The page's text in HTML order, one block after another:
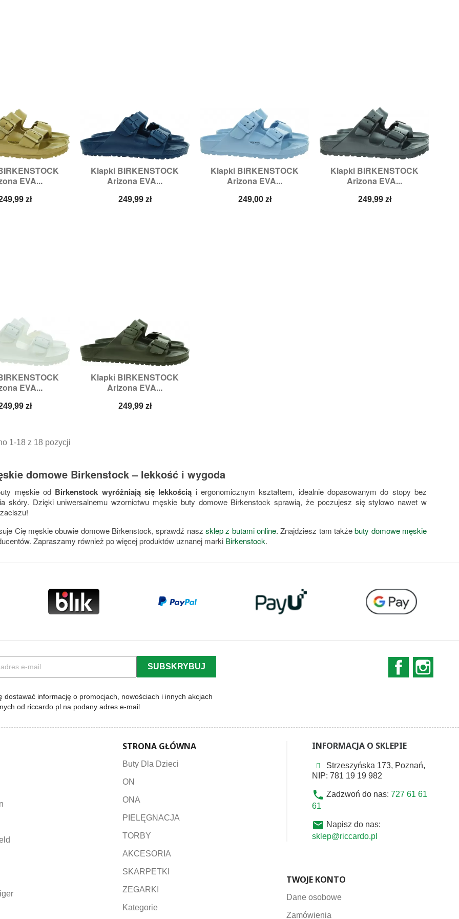
EVA...
zł
podgląd
38,39
Klapki BIRKENSTOCK
Arizona EVA...
Cena
249,99 zł
Szybki podgląd
Rozmiary:42,43,44,
Klapki BIRKENSTOCK
Arizona EVA...
Cena
249,00 zł
Szybki podgląd
Rozmiary:37,39
Klapki BIRKENSTOCK
Arizona EVA...
Cena
249,99 zł
Szybki podgląd
Rozmiary:39,40
EVA...
zł
podgląd
41,45
Klapki BIRKENSTOCK
Arizona EVA...
Cena
249,99 zł
Szybki podgląd
Rozmiary:41,42,43,
1-18 z 18 pozycji
domowe Birkenstock – lekkość i wygoda
męskie od Birkenstock wyróżniają się lekkością i ergonomicznym kształtem, idealnie dopasowanym do stopy bez
skóry. Dzięki uniwersalnemu wzornictwu męskie buty domowe Birkenstock sprawią, że poczujesz się stylowo nawet w
Cię męskie obuwie domowe Birkenstock, sprawdź nasz sklep z butami online. Znajdziesz tam takżebuty domowe męskie
Zapraszamy również po więcej produktów uznanej marki Birkenstock.
dostawać informację o promocjach, nowościach i innych akcjach
od riccardo.pl na podany adres e-mail
Facebook
STRONA GŁÓWNA
Buty Dla Dzieci
ON
ONA
PIELĘGNACJA
TORBY
AKCESORIA
SKARPETKI
ZEGARKI
Kategorie
INFORMACJA O SKLEPIE
Strzeszyńska 173, Poznań,
NIP: 781 19 19 982
phone Zadzwoń do nas: 727 61 61
61
email Napisz do nas:
sklep@riccardo.pl
TWOJE KONTO
Dane osobowe
Zamówienia